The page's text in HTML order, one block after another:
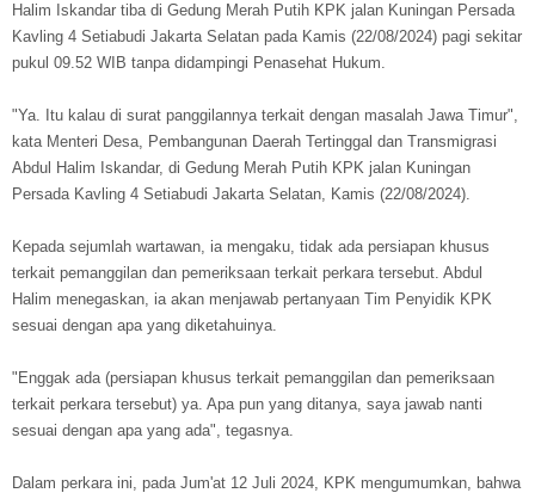
Halim Iskandar tiba di Gedung Merah Putih KPK jalan Kuningan Persada
Kavling 4 Setiabudi Jakarta Selatan pada Kamis (22/08/2024) pagi sekitar
pukul 09.52 WIB tanpa didampingi Penasehat Hukum.
"Ya. Itu kalau di surat panggilannya terkait dengan masalah Jawa Timur",
kata Menteri Desa, Pembangunan Daerah Tertinggal dan Transmigrasi
Abdul Halim Iskandar, di Gedung Merah Putih KPK jalan Kuningan
Persada Kavling 4 Setiabudi Jakarta Selatan, Kamis (22/08/2024).
Kepada sejumlah wartawan, ia mengaku, tidak ada persiapan khusus
terkait pemanggilan dan pemeriksaan terkait perkara tersebut. Abdul
Halim menegaskan, ia akan menjawab pertanyaan Tim Penyidik KPK
sesuai dengan apa yang diketahuinya.
"Enggak ada (persiapan khusus terkait pemanggilan dan pemeriksaan
terkait perkara tersebut) ya. Apa pun yang ditanya, saya jawab nanti
sesuai dengan apa yang ada", tegasnya.
Dalam perkara ini, pada Jum'at 12 Juli 2024, KPK mengumumkan, bahwa